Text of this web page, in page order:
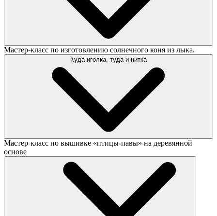
Мастер-класс по изготовлению солнечного коня из лыка.
Куда иголка, туда и нитка
Мастер-класс по вышивке «птицы-павы» на деревянной
основе